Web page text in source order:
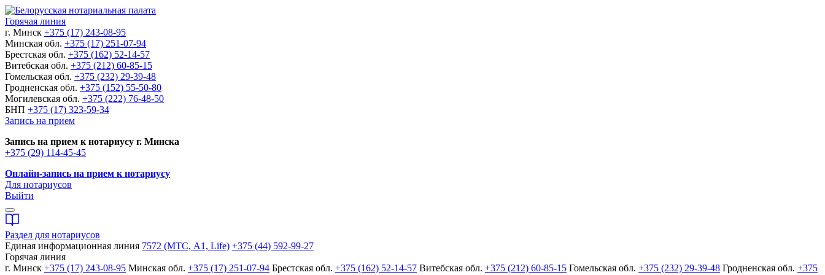
Горячая линия
г. Минск +375 (17) 243-08-95
Минская обл. +375 (17) 251-07-94
Брестская обл. +375 (162) 52-14-57
Витебская обл. +375 (212) 60-85-15
Гомельская обл. +375 (232) 29-39-48
Гродненская обл. +375 (152) 55-50-80
Могилевская обл. +375 (222) 76-48-50
БНП +375 (17) 323-59-34
Запись на прием
Запись на прием к нотариусу г. Минска
+375 (29) 114-45-45
Онлайн-запись на прием к нотариусу
Для нотариусов
Выйти
Раздел для нотариусов
Единая информационная линия 7572 (МТС, A1, Life) +375 (44) 592-99-27
Горячая линия
г. Минск +375 (17) 243-08-95 Минская обл. +375 (17) 251-07-94 Брестская обл. +375 (162) 52-14-57 Витебская обл. +375 (212) 60-85-15 Гомельская обл. +375 (232) 29-39-48 Гродненская обл. +375